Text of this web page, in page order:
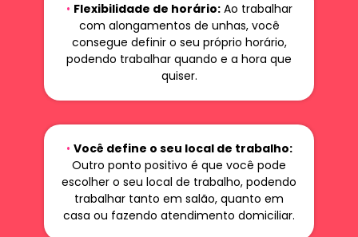
• Flexibilidade de horário:Ao trabalhar
com alongamentos de unhas, você
consegue definir o seu próprio horário,
podendo trabalhar quando e a hora que
quiser.
• Você define o seu local de trabalho:
Outro ponto positivo é que você pode
escolher o seu local de trabalho, podendo
trabalhar tanto em salão, quanto em
casa ou fazendo atendimento domiciliar.